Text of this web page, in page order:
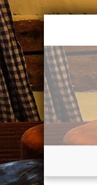
Skip
content